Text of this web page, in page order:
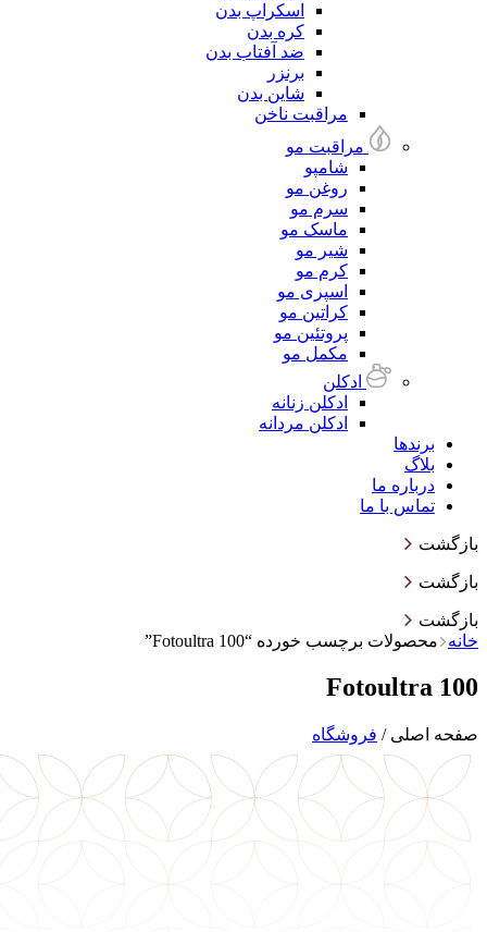
اسکراپ بدن
کره بدن
ضد آفتاب بدن
برنزر
شاین بدن
مراقبت ناخن
مراقبت مو
شامپو
روغن مو
سرم مو
ماسک مو
شیر مو
کرم مو
اسپری مو
کراتین مو
پروتئین مو
مکمل مو
ادکلن
ادکلن زنانه
ادکلن مردانه
برندها
بلاگ
درباره ما
تماس با ما
بازگشت
بازگشت
بازگشت
خانه
محصولات برچسب خورده “Fotoultra 100”
Fotoultra 100
صفحه اصلی / فروشگاه